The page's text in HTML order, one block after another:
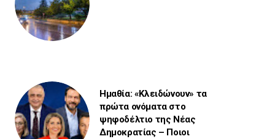
Ημαθία: «Κλειδώνουν» τα
πρώτα ονόματα στο
ψηφοδέλτιο της Νέας
Δημοκρατίας – Ποιοι